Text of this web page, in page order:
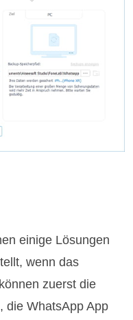
einige Lösungen
wenn das
zuerst die
die WhatsApp App